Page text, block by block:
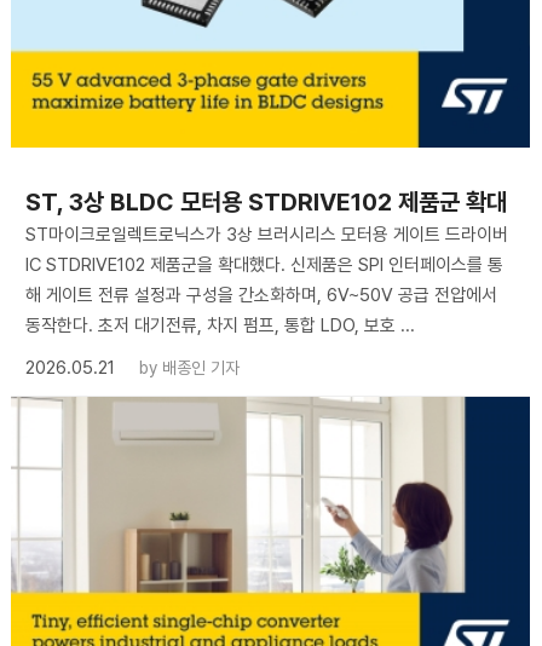
ST, 3상 BLDC 모터용 STDRIVE102 제품군 확대
ST마이크로일렉트로닉스가 3상 브러시리스 모터용 게이트 드라이버
IC STDRIVE102 제품군을 확대했다. 신제품은 SPI 인터페이스를 통
해 게이트 전류 설정과 구성을 간소화하며, 6V~50V 공급 전압에서
동작한다. 초저 대기전류, 차지 펌프, 통합 LDO, 보호 ...
2026.05.21
by 배종인 기자